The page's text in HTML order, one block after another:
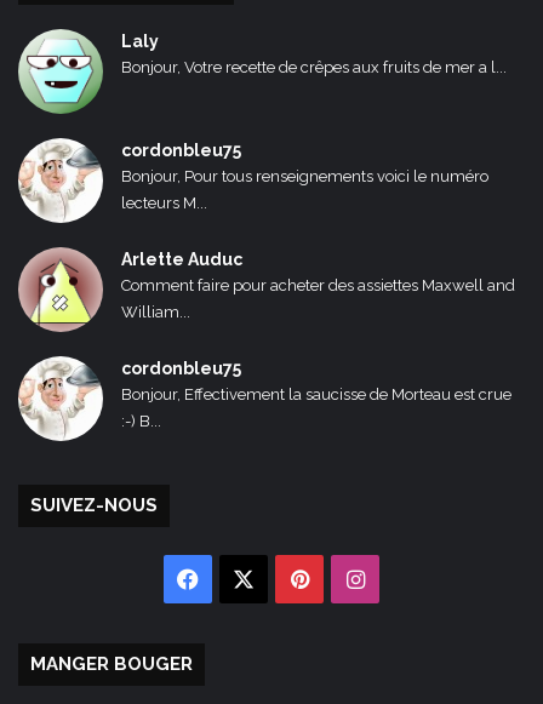
Laly
Bonjour, Votre recette de crêpes aux fruits de mer a l...
cordonbleu75
Bonjour, Pour tous renseignements voici le numéro
lecteurs M...
Arlette Auduc
Comment faire pour acheter des assiettes Maxwell and
William...
cordonbleu75
Bonjour, Effectivement la saucisse de Morteau est crue
:-) B...
SUIVEZ-NOUS
Facebook PinterestInstagram
MANGER BOUGER